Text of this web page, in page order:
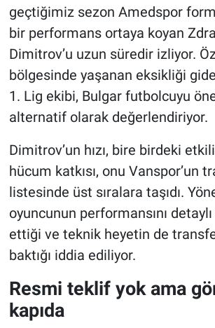
geçtiğimiz sezon Amedspor
bir performans ortaya koyan
Dimitrov’u uzun süredir izliyor.
bölgesinde yaşanan eksikliği
1. Lig ekibi, Bulgar futbolcuyu
alternatif olarak değerlendiriyor.
Dimitrov’un hızı, bire birdeki
hücum katkısı, onu Vanspor’un
listesinde üst sıralara taşıdı.
oyuncunun performansını
ettiği ve teknik heyetin de
baktığı iddia ediliyor.
Resmi teklif yok ama
kapıda